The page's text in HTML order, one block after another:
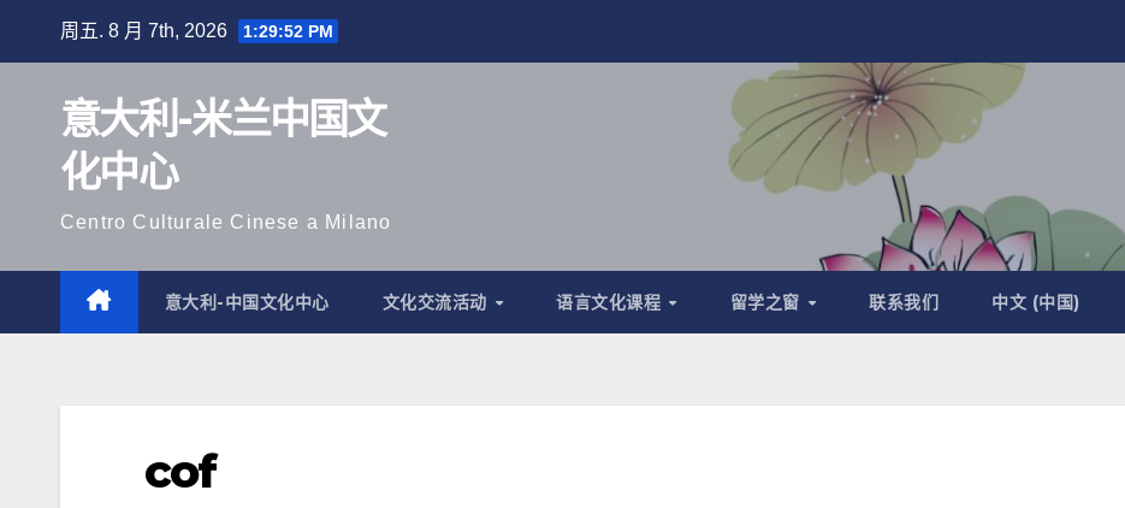
周五. 8 月 7th, 2026 1:29:53 PM
意大利-米兰中国文
化中心
Centro Culturale Cinese a Milano
意大利-中国文化中心 文化交流活动 语言文化课程 留学之窗 联系我们 中文 (中国)
cof